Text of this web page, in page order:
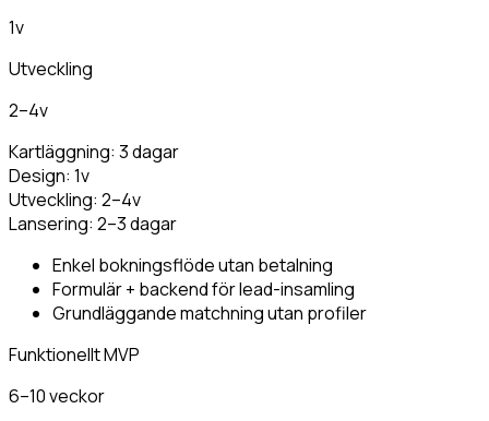
1v
Utveckling
2–4v
Kartläggning: 3 dagar
Design: 1v
Utveckling: 2–4v
Lansering: 2–3 dagar
Enkel bokningsflöde utan betalning
Formulär + backend för lead-insamling
Grundläggande matchning utan profiler
Funktionellt MVP
6–10 veckor